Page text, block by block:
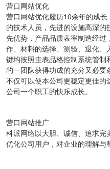
营口网站优化
营口网站优化履历10余年的成长
的技术人员，先进的设施高深
先优势，产品品质表率制造经
作、材料的选择、测验、退化
键均按照圭表品格控制系统管
的一团队获得功成的充分又必
不仅可以使本公司更稳定更佳
公司一个职工的快乐成长。
营口网站推广
科派网络以大胆、诚信、追求
优化公司用户，对企业的理解与